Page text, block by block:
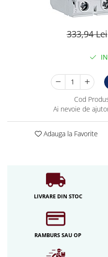
Iluminat arhitectural
Profil aluminiu
Becuri LED Smart
Becuri LED
Becuri LED cu filament
Uncategorized
Aplica LED
Profil banda LED
Iluminat festiv
333,94 Lei
Cod
Ai nevoie de
Adauga la Favorite
LIVRARE DIN STOC
RAMBURS SAU OP